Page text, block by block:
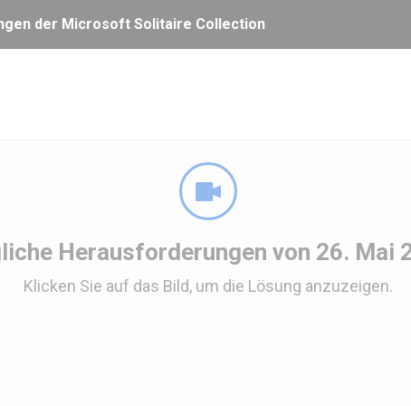
der Microsoft Solitaire Collection
Herausforderungen von 26. Mai
Klicken Sie auf das Bild, um die Lösung anzuzeigen.